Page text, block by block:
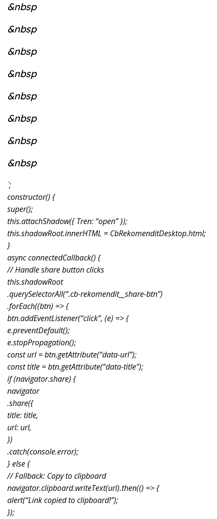
&nbsp
&nbsp
&nbsp
&nbsp
&nbsp
&nbsp
&nbsp
&nbsp
`;
constructor() {
super();
this.attachShadow({ Tren: “open” });
this.shadowRoot.innerHTML = CbRekomenditDesktop.html;
}
async connectedCallback() {
// Handle share button clicks
this.shadowRoot
.querySelectorAll(“.cb-rekomendit__share-btn”)
.forEach((btn) => {
btn.addEventListener(“click”, (e) => {
e.preventDefault();
e.stopPropagation();
const url = btn.getAttribute(“data-url”);
const title = btn.getAttribute(“data-title”);
if (navigator.share) {
navigator
.share({
title: title,
url: url,
})
.catch(console.error);
} else {
// Fallback: Copy to clipboard
navigator.clipboard.writeText(url).then(() => {
alert(“Link copied to clipboard!”);
});